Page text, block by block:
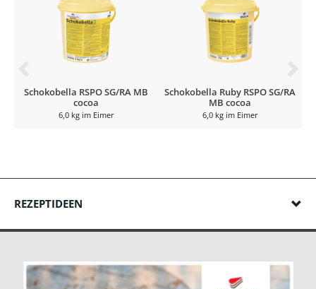
Schokobella RSPO SG/RA MB
cocoa
6,0 kg im Eimer
Schokobella Ruby RSPO SG/RA
MB cocoa
6,0 kg im Eimer
REZEPTIDEEN